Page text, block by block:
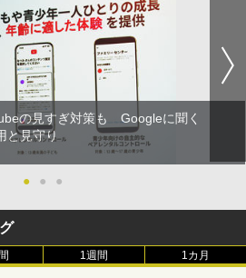
の見すぎ対策も Googleに聞く
と見守り
● ● ●
1週間 1カ月